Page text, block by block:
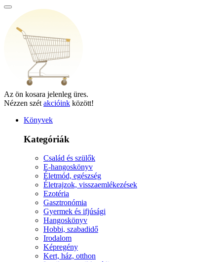
Az ön kosara jelenleg üres.
Nézzen szét akcióink között!
Könyvek
Kategóriák
Család és szülők
E-hangoskönyv
Életmód, egészség
Életrajzok, visszaemlékezések
Ezotéria
Gasztronómia
Gyermek és ifjúsági
Hangoskönyv
Hobbi, szabadidő
Irodalom
Képregény
Kert, ház, otthon